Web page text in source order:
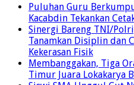
Puluhan Guru
Kacabdin Tekankan
Sinergi Bareng TNI/
Tanamkan Disiplin dan
Kekerasan Fisik
Membanggakan, Tiga
Timur Juara Lokakarya